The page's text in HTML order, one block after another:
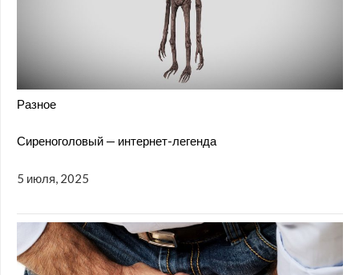
Разное
Сиреноголовый — интернет-легенда
5 июля, 2025